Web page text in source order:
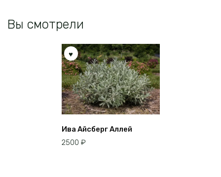
Вы смотрели
Ива Айсберг Аллей
2500 ₽